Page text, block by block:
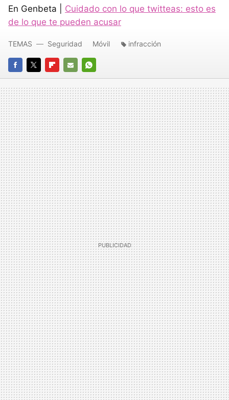
En Genbeta | Cuidado con lo que twitteas: esto es
de lo que te pueden acusar
FACEBOOK
TWITTERFLIPBOARD
E-
MAIL
WHATSAPP
TEMAS Seguridad Móvil infracción